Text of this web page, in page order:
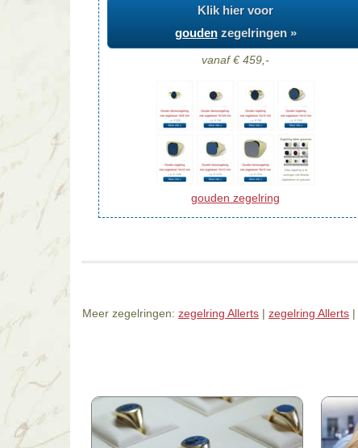
Klik hier voor
goudenzegelringen »
vanaf € 459,-
gouden zegelring
Meer zegelringen: zegelring Allerts | zegelring Allerts |